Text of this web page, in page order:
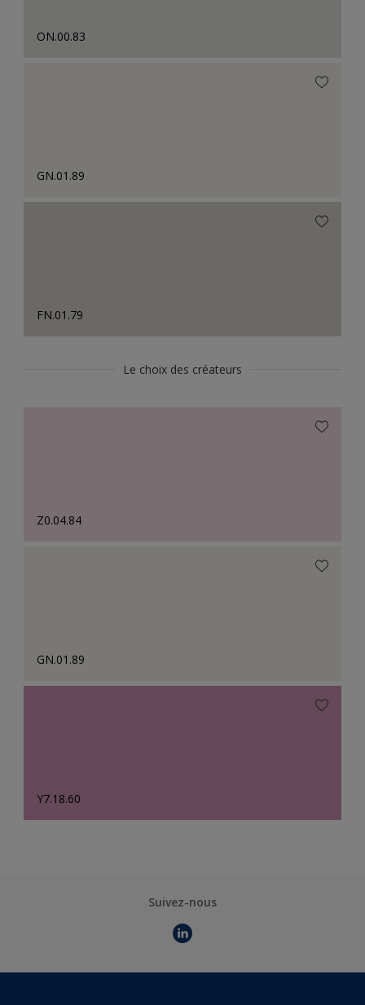
ON.00.83
GN.01.89
FN.01.79
Le choix des créateurs
Z0.04.84
GN.01.89
Y7.18.60
Suivez-nous